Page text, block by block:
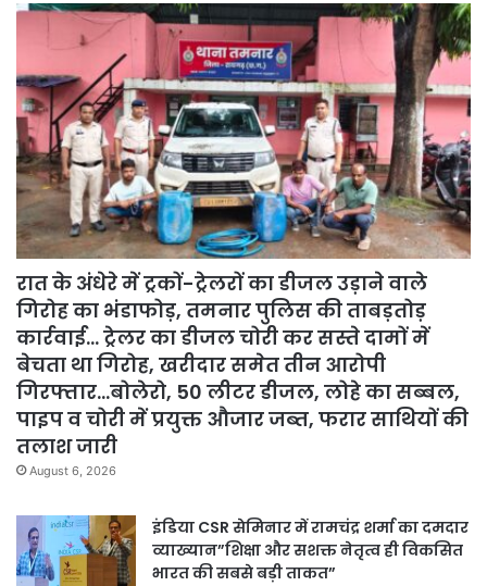
रात के अंधेरे में ट्रकों-ट्रेलरों का डीजल उड़ाने वाले
गिरोह का भंडाफोड़, तमनार पुलिस की ताबड़तोड़
कार्रवाई… ट्रेलर का डीजल चोरी कर सस्ते दामों में
बेचता था गिरोह, खरीदार समेत तीन आरोपी
गिरफ्तार…बोलेरो, 50 लीटर डीजल, लोहे का सब्बल,
पाइप व चोरी में प्रयुक्त औजार जब्त, फरार साथियों की
तलाश जारी
August 6, 2026
इंडिया CSR सेमिनार में रामचंद्र शर्मा का दमदार
व्याख्यान”शिक्षा और सशक्त नेतृत्व ही विकसित
भारत की सबसे बड़ी ताकत”